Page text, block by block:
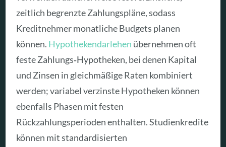
zeitlich begrenzte Zahlungspläne, sodass
Kreditnehmer monatliche Budgets planen
können. Hypothekendarlehen übernehmen oft
feste Zahlungs‑Hypotheken, bei denen Kapital
und Zinsen in gleichmäßige Raten kombiniert
werden; variabel verzinste Hypotheken können
ebenfalls Phasen mit festen
Rückzahlungsperioden enthalten. Studienkredite
können mit standardisierten